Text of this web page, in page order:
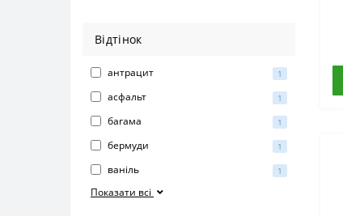
Відтінок
антрацит 1
асфальт 1
багама 1
бермуди 1
ваніль 1
Показати всі